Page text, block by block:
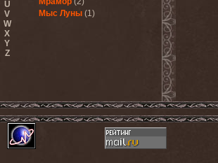
U
V
W
X
Y
Z
Мыс Луны (1)